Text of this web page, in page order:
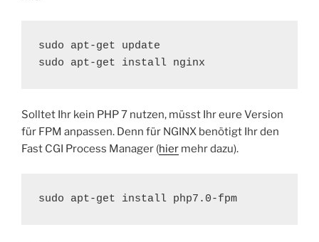
sudo apt-get update
sudo apt-get install nginx
Solltet Ihr kein PHP 7 nutzen, müsst Ihr eure Version
für FPM anpassen. Denn für NGINX benötigt Ihr den
Fast CGI Process Manager (hier mehr dazu).
sudo apt-get install php7.0-fpm